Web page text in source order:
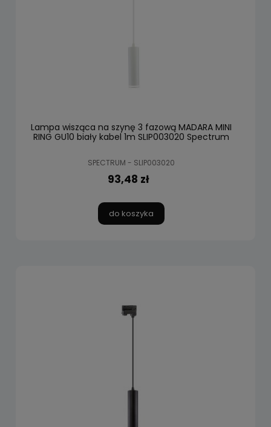
Lampa wisząca na szynę 3 fazową MADARA MINI
RING GU10 biały kabel 1m SLIP003020 Spectrum
SPECTRUM - SLIP003020
93,48 zł
do koszyka